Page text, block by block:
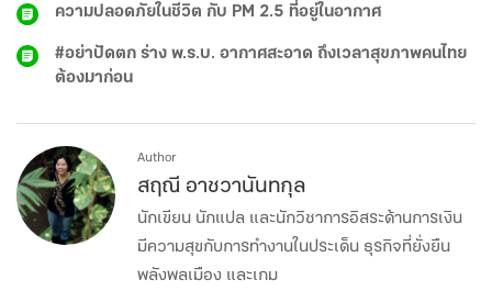
ความปลอดภัยในชีวิต กับ PM 2.5 ที่อยู่ในอากาศ
#อย่าปัดตก ร่าง พ.ร.บ. อากาศสะอาด ถึงเวลาสุขภาพคนไทย
ต้องมาก่อน
Author
สฤณี อาชวานันทกุล
นักเขียน นักแปล และนักวิชาการอิสระด้านการเงิน
มีความสุขกับการทำงานในประเด็น ธุรกิจที่ยั่งยืน
พลังพลเมือง และเกม